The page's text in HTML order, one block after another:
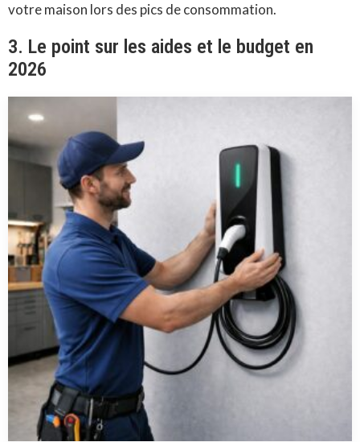
votre maison lors des pics de consommation.
3. Le point sur les aides et le budget en
2026